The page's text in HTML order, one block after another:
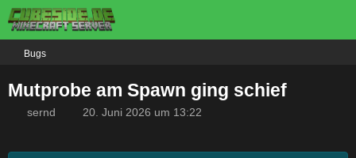
Bugs
Mutprobe am Spawn ging schief
sernd 20. Juni 2026 um 13:22